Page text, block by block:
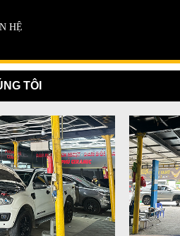
HỆ
TÔI